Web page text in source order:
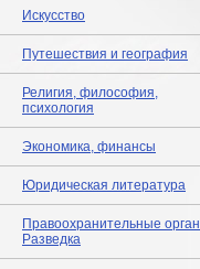
Искусство
Путешествия и география
Религия, философия,
психология
Экономика, финансы
Юридическая литература
Правоохранительные
Разведка